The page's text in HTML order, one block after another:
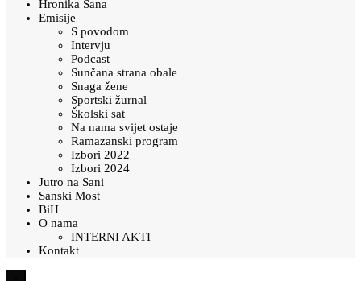
Hronika Sana
Emisije
S povodom
Intervju
Podcast
Sunčana strana obale
Snaga žene
Sportski žurnal
Školski sat
Na nama svijet ostaje
Ramazanski program
Izbori 2022
Izbori 2024
Jutro na Sani
Sanski Most
BiH
O nama
INTERNI AKTI
Kontakt